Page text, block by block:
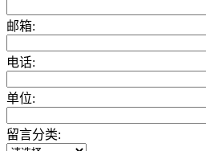
邮箱:
电话:
单位:
留言分类: